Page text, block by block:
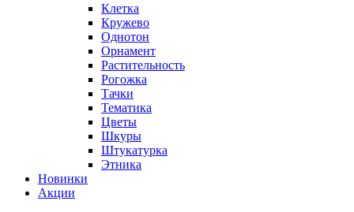
Клетка
Кружево
Однотон
Орнамент
Растительность
Рогожка
Тачки
Тематика
Цветы
Шкуры
Штукатурка
Этника
Новинки
Акции